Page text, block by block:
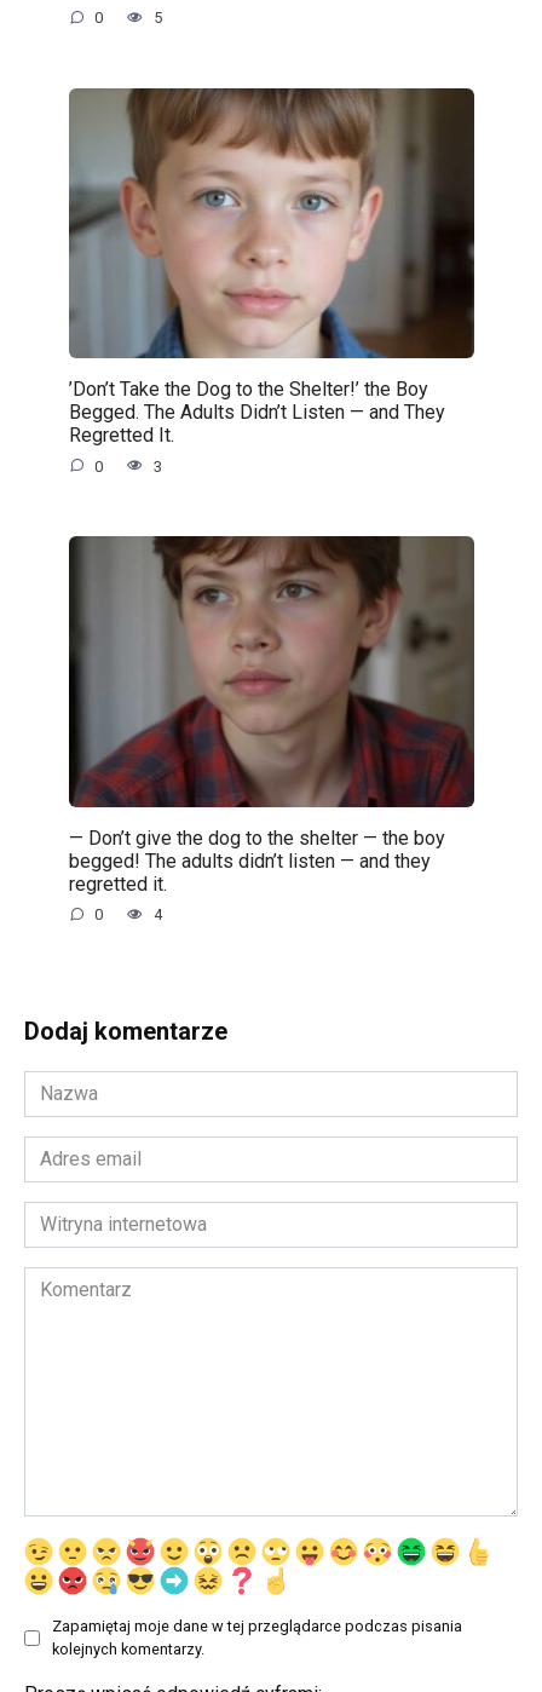
0 5
’Don’t Take the Dog to the Shelter!’ the Boy
Begged. The Adults Didn’t Listen — and They
Regretted It.
0 3
— Don’t give the dog to the shelter — the boy
begged! The adults didn’t listen — and they
regretted it.
0 4
Dodaj komentarze
Nazwa
*
Adres
email
*Witryna
internetowa
Komentarz
Zapamiętaj moje dane w tej przeglądarce podczas pisania
kolejnych komentarzy.